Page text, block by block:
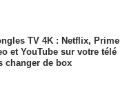
TV 4K : Netflix, Prime
et YouTube sur votre télé
changer de box